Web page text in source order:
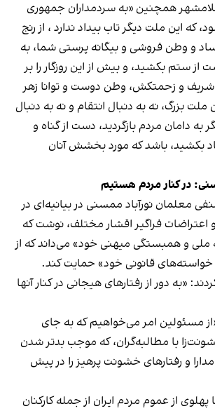
همچنین «به سردمداران جمهوری
که این ملت دیگر تاب بیداد ندارد ، از رنج
و وطن فروشی و بیگانه پرستی شما، به
ستم بکشید، و بیش از این روزگار را بر
شریف و زحمتکش، وطن دوست و توانا زهر
ملت بزرگ، نه به دنبال انتقام و نه به دنبال
به دامان مردم بازگردید، دست از گناه و
بکشید، باشد که مورد بخشش آنان
در کنار مردم هستیم
معلمان نورآباد ممسنی در بیانیه‌ای در
فراگیر اقشار مختلف، نوشت که
ملی و همبستگی میهنی خود» می‌داند که از
خواسته‌های قانونی خود» حمایت کند.
«به دور از رفتارهای هیجانی در کنار آنها
مسئولین امر می‌خواهیم که به جای
با مطالبه‌گران، که موجب بدتر شدن
و رفتارهای خشونت پرهیز را در پیش
از عموم مردم‌ ایران از جمله کارکنان